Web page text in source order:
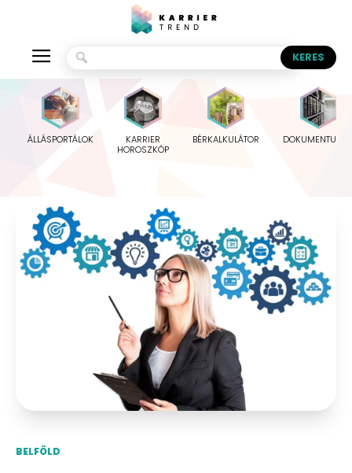
ÁLLÁSPORTÁLOK
KARRIER
HOROSZKÓP
BÉRKALKULÁTOR
BELFÖLD